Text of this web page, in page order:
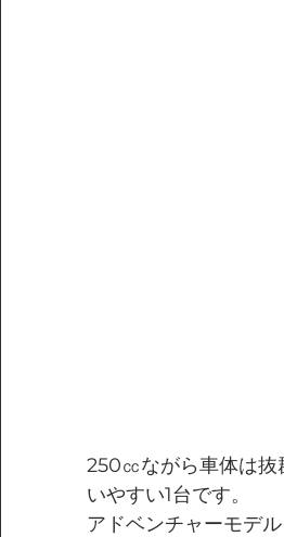
250㏄ながら車体は
いやすい1台です。
アドベンチャーモデ